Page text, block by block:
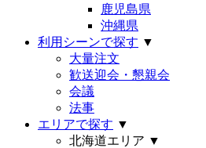
鹿児島県
沖縄県
利用シーンで探す ▼
大量注文
歓送迎会・懇親会
会議
法事
エリアで探す ▼
北海道エリア ▼